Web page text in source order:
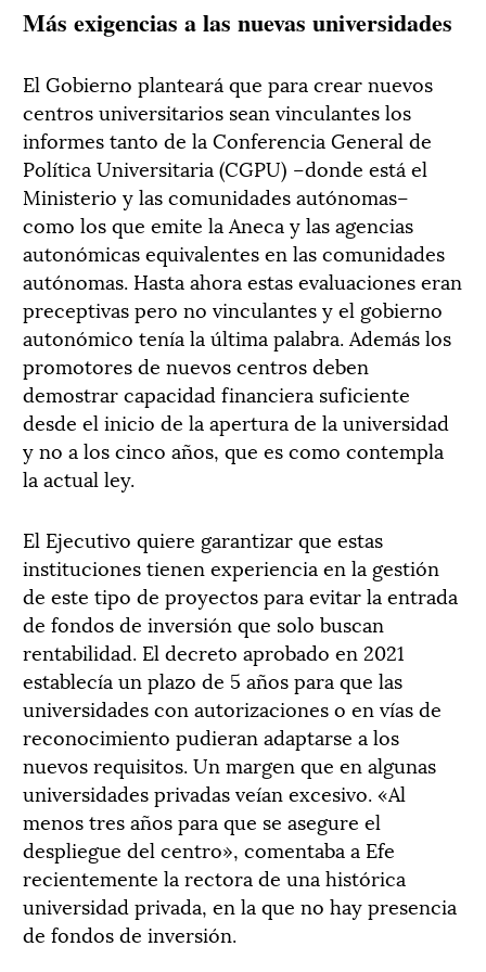
Más exigencias a las nuevas universidades
El Gobierno planteará que para crear nuevos
centros universitarios sean vinculantes los
informes tanto de la Conferencia General de
Política Universitaria (CGPU) –donde está el
Ministerio y las comunidades autónomas–
como los que emite la Aneca y las agencias
autonómicas equivalentes en las comunidades
autónomas. Hasta ahora estas evaluaciones eran
preceptivas pero no vinculantes y el gobierno
autonómico tenía la última palabra. Además los
promotores de nuevos centros deben
demostrar capacidad financiera suficiente
desde el inicio de la apertura de la universidad
y no a los cinco años, que es como contempla
la actual ley.
El Ejecutivo quiere garantizar que estas
instituciones tienen experiencia en la gestión
de este tipo de proyectos para evitar la entrada
de fondos de inversión que solo buscan
rentabilidad. El decreto aprobado en 2021
establecía un plazo de 5 años para que las
universidades con autorizaciones o en vías de
reconocimiento pudieran adaptarse a los
nuevos requisitos. Un margen que en algunas
universidades privadas veían excesivo. «Al
menos tres años para que se asegure el
despliegue del centro», comentaba a Efe
recientemente la rectora de una histórica
universidad privada, en la que no hay presencia
de fondos de inversión.